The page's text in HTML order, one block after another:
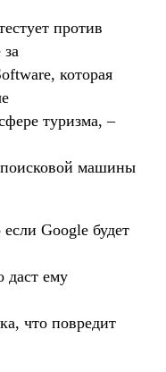
против
которая
туризма, –
поисковой машины
Google будет
даст ему
что повредит